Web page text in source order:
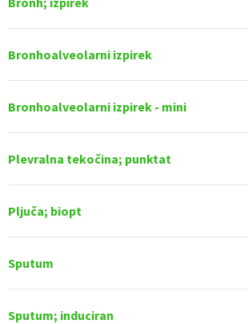
Bronhoalveolarni izpirek
Bronhoalveolarni izpirek - mini
Plevralna tekočina; punktat
Pljuča; biopt
Sputum
Sputum; induciran